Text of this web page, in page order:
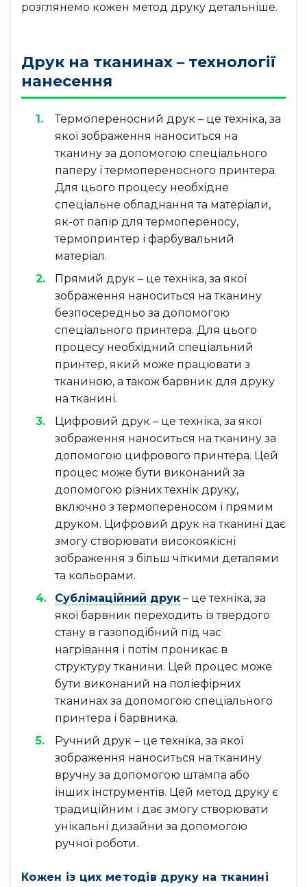
розглянемо кожен метод друку детальніше.
Друк на тканинах – технології
нанесення
Термопереносний друк – це техніка, за
якої зображення наноситься на
тканину за допомогою спеціального
паперу і термопереносного принтера.
Для цього процесу необхідне
спеціальне обладнання та матеріали,
як-от папір для термопереносу,
термопринтер і фарбувальний
матеріал.
Прямий друк – це техніка, за якої
зображення наноситься на тканину
безпосередньо за допомогою
спеціального принтера. Для цього
процесу необхідний спеціальний
принтер, який може працювати з
тканиною, а також барвник для друку
на тканині.
Цифровий друк – це техніка, за якої
зображення наноситься на тканину за
допомогою цифрового принтера. Цей
процес може бути виконаний за
допомогою різних технік друку,
включно з термопереносом і прямим
друком. Цифровий друк на тканині дає
змогу створювати високоякісні
зображення з більш чіткими деталями
та кольорами.
Сублімаційний друк– це техніка, за
якої барвник переходить із твердого
стану в газоподібний під час
нагрівання і потім проникає в
структуру тканини. Цей процес може
бути виконаний на поліефірних
тканинах за допомогою спеціального
принтера і барвника.
Ручний друк – це техніка, за якої
зображення наноситься на тканину
вручну за допомогою штампа або
інших інструментів. Цей метод друку є
традиційним і дає змогу створювати
унікальні дизайни за допомогою
ручної роботи.
Кожен із цих методів друку на тканині